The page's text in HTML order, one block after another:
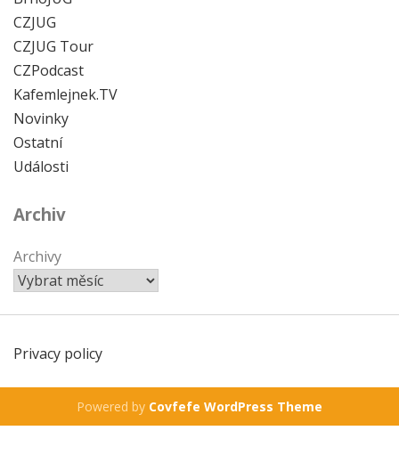
CZJUG
CZJUG Tour
CZPodcast
Kafemlejnek.TV
Novinky
Ostatní
Události
Archiv
Archivy
Privacy policy
Powered by Covfefe WordPress Theme